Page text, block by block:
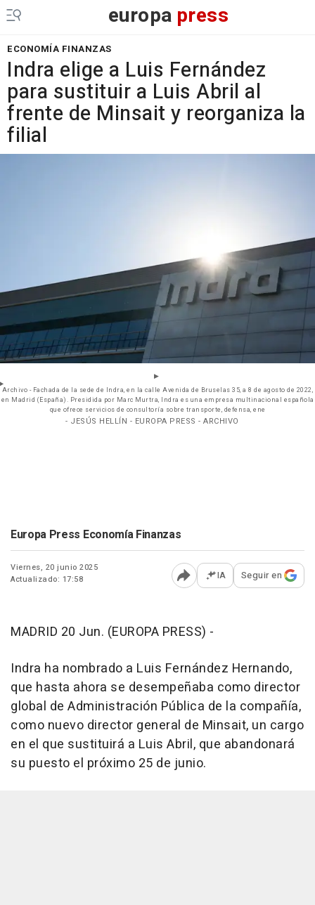
europa press
ECONOMÍA FINANZAS
Indra elige a Luis Fernández
para sustituir a Luis Abril al
frente de Minsait y reorganiza la
filial
Archivo - Fachada de la sede de Indra, en la calle Avenida de Bruselas 35, a 8 de agosto de 2022,
en Madrid (España). Presidida por Marc Murtra, Indra es una empresa multinacional española
que ofrece servicios de consultoría sobre transporte, defensa, ene
- JESÚS HELLÍN - EUROPA PRESS - ARCHIVO
Europa Press Economía Finanzas
Viernes, 20 junio 2025
Actualizado: 17:58
Abrir opciones para
IA Seguir en
MADRID 20 Jun. (EUROPA PRESS) -
Indra ha nombrado a Luis Fernández Hernando,
que hasta ahora se desempeñaba como director
global de Administración Pública de la compañía,
como nuevo director general de Minsait, un cargo
en el que sustituirá a Luis Abril, que abandonará
su puesto el próximo 25 de junio.